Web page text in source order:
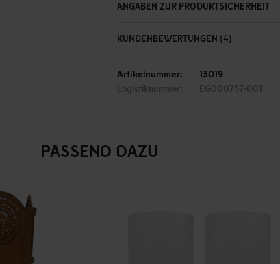
ANGABEN ZUR PRODUKTSICHERHEIT
KUNDENBEWERTUNGEN (4)
Artikelnummer: 13019
Logistiknummer: EG000757-001
PASSEND DAZU